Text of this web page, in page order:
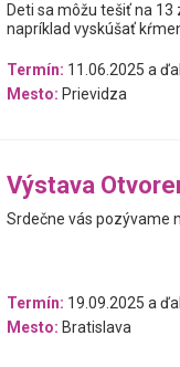
Deti sa môžu tešiť na
napríklad vyskúšať
Termín: 11.06.2025 a
Mesto: Prievidza
Výstava
Srdečne vás pozývame
Termín: 19.09.2025 a
Mesto: Bratislava